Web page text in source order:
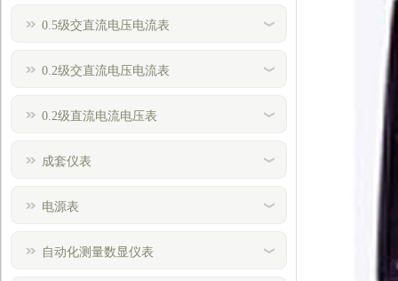
0.5级交直流电压电流表
0.2级交直流电压电流表
0.2级直流电流电压表
成套仪表
电源表
自动化测量数显仪表